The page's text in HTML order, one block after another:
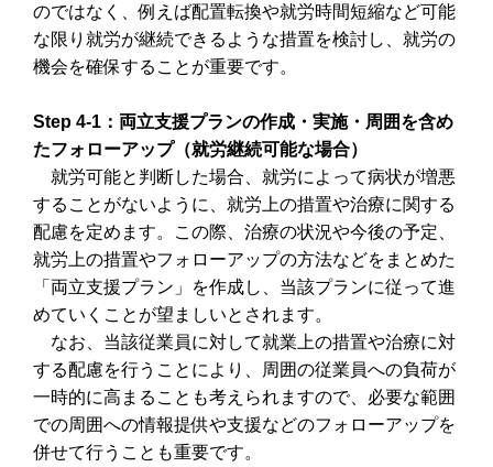
のではなく、例えば配置転換や就労時間短縮など可能
な限り就労が継続できるような措置を検討し、就労の
機会を確保することが重要です。
Step 4-1：両立支援プランの作成・実施・周囲を含め
たフォローアップ（就労継続可能な場合）
就労可能と判断した場合、就労によって病状が増悪
することがないように、就労上の措置や治療に関する
配慮を定めます。この際、治療の状況や今後の予定、
就労上の措置やフォローアップの方法などをまとめた
「両立支援プラン」を作成し、当該プランに従って進
めていくことが望ましいとされます。
なお、当該従業員に対して就業上の措置や治療に対
する配慮を行うことにより、周囲の従業員への負荷が
一時的に高まることも考えられますので、必要な範囲
での周囲への情報提供や支援などのフォローアップを
併せて行うことも重要です。